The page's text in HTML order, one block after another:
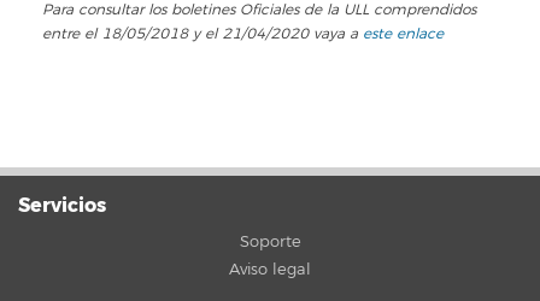
Para consultar los boletines Oficiales de la ULL comprendidos
entre el 18/05/2018 y el 21/04/2020 vaya a este enlace
Servicios
Soporte
Aviso legal